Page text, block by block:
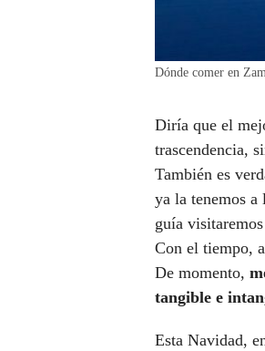
Dónde comer en
Diría que el
trascendencia,
También es
ya la tenemos a
guía visitaremos
Con el tiempo,
De momento,
tangible e
Esta Navidad,